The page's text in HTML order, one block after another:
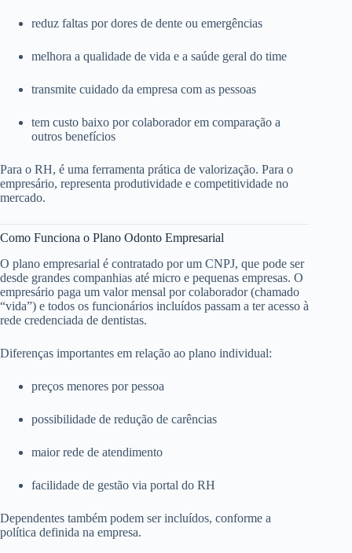
reduz faltas por dores de dente ou emergências
melhora a qualidade de vida e a saúde geral do time
transmite cuidado da empresa com as pessoas
tem custo baixo por colaborador em comparação a
outros benefícios
Para o RH, é uma ferramenta prática de valorização. Para o
empresário, representa produtividade e competitividade no
mercado.
Como Funciona o Plano Odonto Empresarial
O plano empresarial é contratado por um CNPJ, que pode ser
desde grandes companhias até micro e pequenas empresas. O
empresário paga um valor mensal por colaborador (chamado
“vida”) e todos os funcionários incluídos passam a ter acesso à
rede credenciada de dentistas.
Diferenças importantes em relação ao plano individual:
preços menores por pessoa
possibilidade de redução de carências
maior rede de atendimento
facilidade de gestão via portal do RH
Dependentes também podem ser incluídos, conforme a
política definida na empresa.